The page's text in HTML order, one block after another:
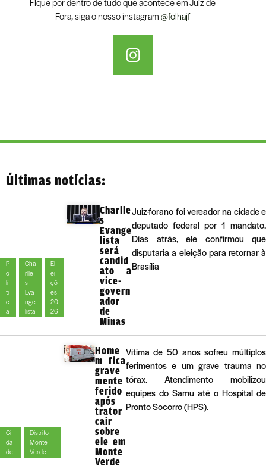
Fique por dentro de tudo que acontece em Juiz de
Fora, siga o nosso instagram@folhajf
Últimas notícias:
P
o
lí
ti
c
a
Cha
rlle
s
Eva
nge
lista
El
ei
çõ
es
20
26
Charlle
s
Evange
lista
será
candid
ato a
vice-
govern
ador
de
Minas
Juiz-forano foi vereador na cidade e
deputado federal por 1 mandato.
Dias atrás, ele confirmou que
disputaria a eleição para retornar à
Brasília
Ci
da
de
Distrito
Monte
Verde
Home
m fica
grave
mente
ferido
após
trator
cair
sobre
ele em
Monte
Verde
Vítima de 50 anos sofreu múltiplos
ferimentos e um grave trauma no
tórax. Atendimento mobilizou
equipes do Samu até o Hospital de
Pronto Socorro (HPS).